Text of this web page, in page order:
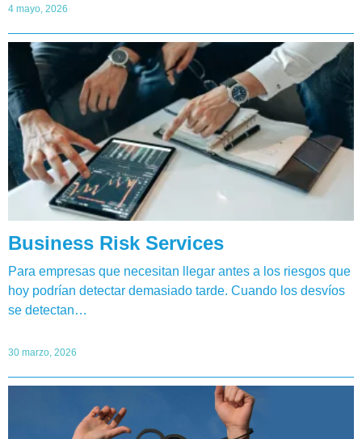
4 mayo, 2026
Business Risk Services
Para empresas que necesitan llegar antes a los riesgos que
hoy podrían detectar demasiado tarde. Cuando los desvíos
se detectan…
30 marzo, 2026